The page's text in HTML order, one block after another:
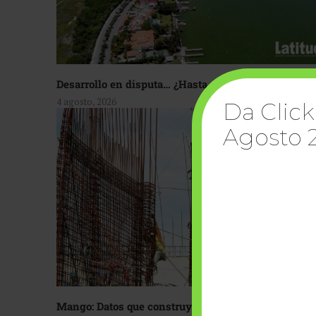
Desarrollo en disputa… ¿Hasta dónde crecer?
4 agosto, 2026
Mango: Datos que construyen confianza
Da
Agosto